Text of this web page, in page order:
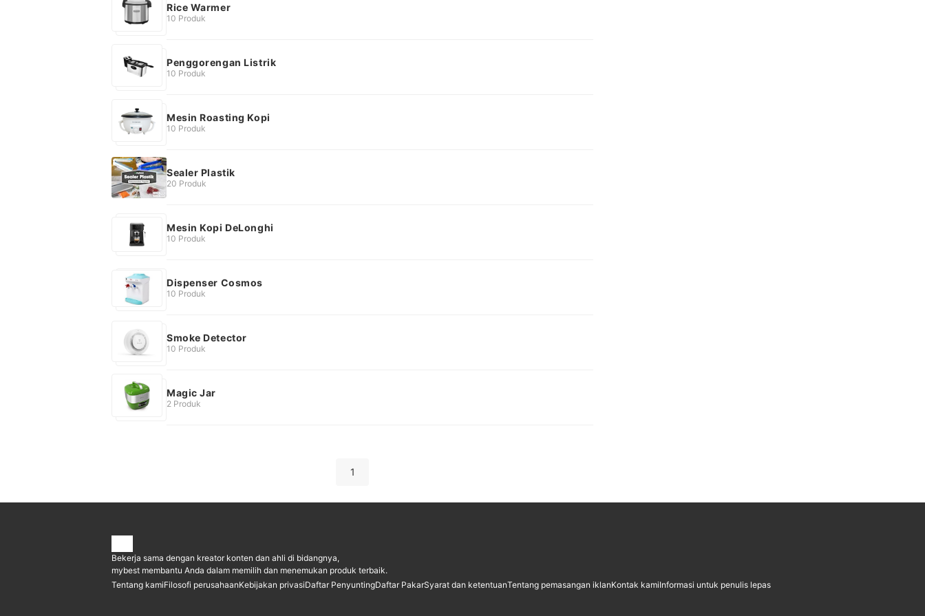
Rice Warmer
10 Produk
Penggorengan Listrik
10 Produk
Mesin Roasting Kopi
10 Produk
Sealer Plastik
20 Produk
Mesin Kopi DeLonghi
10 Produk
Dispenser Cosmos
10 Produk
Smoke Detector
10 Produk
Magic Jar
2 Produk
1
Bekerja sama dengan kreator konten dan ahli di bidangnya,
mybest membantu Anda dalam memilih dan menemukan produk terbaik.
Tentang kamiFilosofi perusahaanKebijakan privasiDaftar PenyuntingDaftar PakarSyarat dan ketentuanTentang pemasangan iklanKontak kamiInformasi untuk penulis lepas